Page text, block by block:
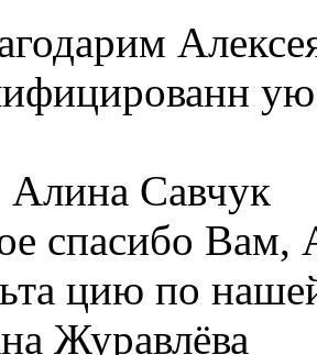
Алина Савчук
спасибо Вам,
цию по
Журавлёва